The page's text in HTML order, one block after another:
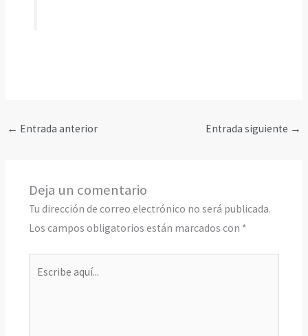
← Entrada anterior Entrada siguiente →
Deja un comentario
Tu dirección de correo electrónico no será publicada.
Los campos obligatorios están marcados con *